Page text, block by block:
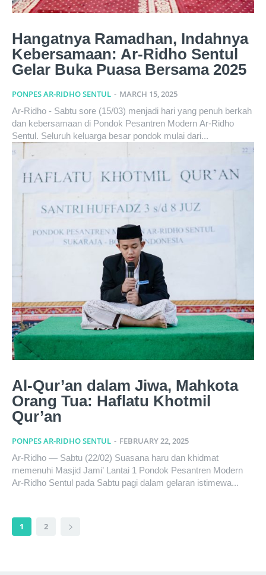
Hangatnya Ramadhan, Indahnya
Kebersamaan: Ar-Ridho Sentul
Gelar Buka Puasa Bersama 2025
PONPES AR-RIDHO SENTUL - MARCH 15, 2025
Ar-Ridho - Sabtu sore (15/03) menjadi hari yang penuh berkah
dan kebersamaan di Pondok Pesantren Modern Ar-Ridho
Sentul. Seluruh keluarga besar pondok mulai dari...
Al-Qur’an dalam Jiwa, Mahkota
Orang Tua: Haflatu Khotmil
Qur’an
PONPES AR-RIDHO SENTUL - FEBRUARY 22, 2025
Ar-Ridho — Sabtu (22/02) Suasana haru dan khidmat
memenuhi Masjid Jami’ Lantai 1 Pondok Pesantren Modern
Ar-Ridho Sentul pada Sabtu pagi dalam gelaran istimewa...
1 2